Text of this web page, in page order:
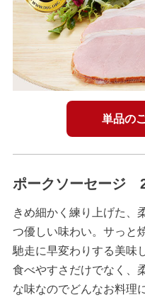
単品の
ポークソーセージ
きめ細かく練り上げた、
つ優しい味わい。サっと
馳走に早変わりする美味
食べやすさだけでなく、
な味なのでどんなお料理